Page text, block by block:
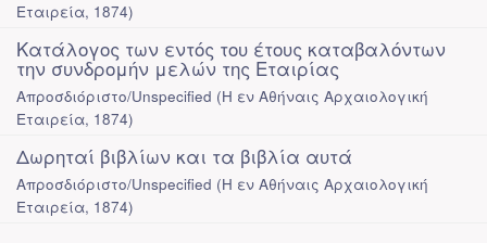
Εταιρεία, 1874)
Κατάλογος των εντός του έτους καταβαλόντων
την συνδρομήν μελών της Εταιρίας
Απροσδιόριστο/Unspecified (Η εν Αθήναις Αρχαιολογική
Εταιρεία, 1874)
Δωρηταί βιβλίων και τα βιβλία αυτά
Απροσδιόριστο/Unspecified (Η εν Αθήναις Αρχαιολογική
Εταιρεία, 1874)